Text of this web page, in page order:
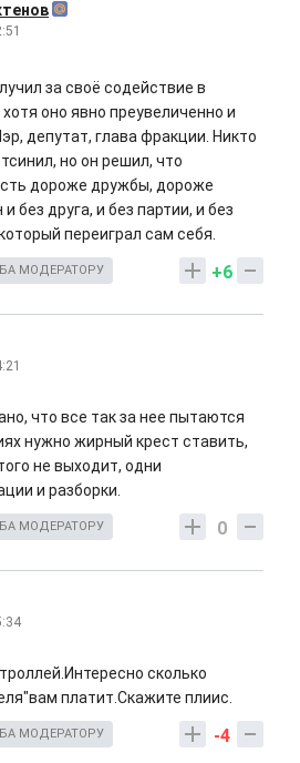
за своё содействие в
оно явно преувеличенно и
депутат, глава фракции. Никто
но он решил, что
дороже дружбы, дороже
без друга, и без партии, и без
переиграл сам себя.
+6
МОДЕРАТОРУ
что все так за нее пытаются
нужно жирный крест ставить,
не выходит, одни
и разборки.
0
МОДЕРАТОРУ
сколько
платит.Скажите плиис.
-4
МОДЕРАТОРУ